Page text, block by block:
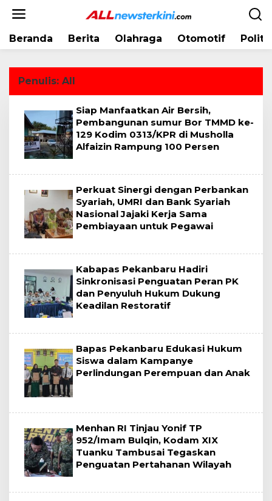
Beranda Berita Olahraga Otomotif
Penulis: All
Siap Manfaatkan Air Bersih,
Pembangunan sumur Bor TMMD ke-
129 Kodim 0313/KPR di Musholla
Alfaizin Rampung 100 Persen
Perkuat Sinergi dengan Perbankan
Syariah, UMRI dan Bank Syariah
Nasional Jajaki Kerja Sama
Pembiayaan untuk Pegawai
Kabapas Pekanbaru Hadiri
Sinkronisasi Penguatan Peran PK
dan Penyuluh Hukum Dukung
Keadilan Restoratif
Bapas Pekanbaru Edukasi Hukum
Siswa dalam Kampanye
Perlindungan Perempuan dan Anak
Menhan RI Tinjau Yonif TP
952/Imam Bulqin, Kodam XIX
Tuanku Tambusai Tegaskan
Penguatan Pertahanan Wilayah